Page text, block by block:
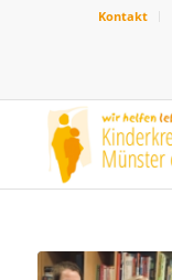
Kontakt